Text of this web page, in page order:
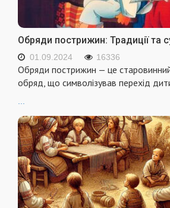
Обряди пострижин: Традиції та
01.09.2024 16336
Обряди пострижин — це
обряд, що символізував перехід